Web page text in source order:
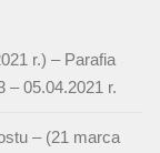
r.) – Parafia
– 05.04.2021 r.
– (21 marca